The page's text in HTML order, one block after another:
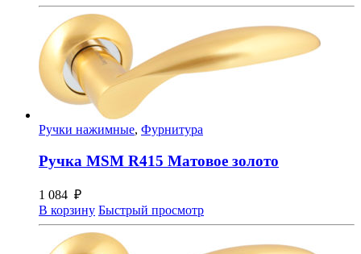
Ручки нажимные, Фурнитура
Ручка MSM R415 Матовое золото
1 084 ₽
В корзину Быстрый просмотр